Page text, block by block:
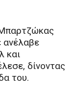
ανέλαβε
και
δίνοντας
του.